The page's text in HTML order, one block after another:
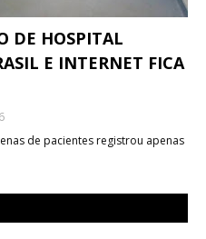
DE HOSPITAL
E INTERNET FICA
de pacientes registrou apenas